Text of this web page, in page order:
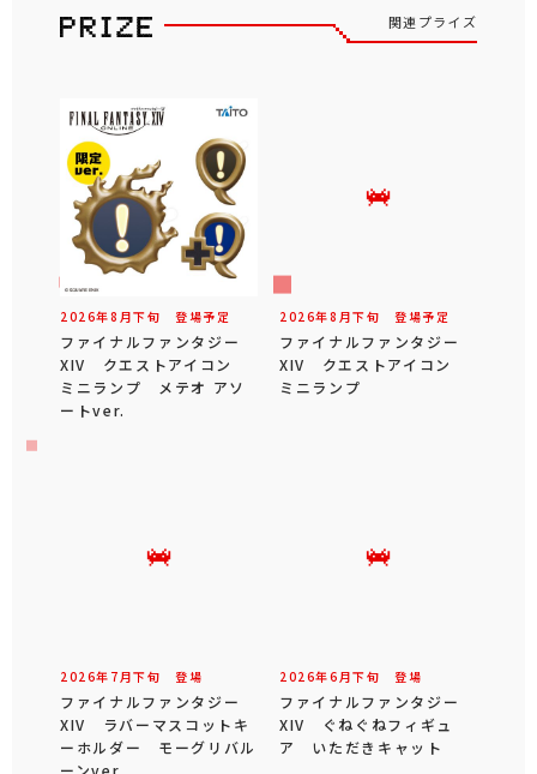
関連プライズ
2026年8 月下旬 登場予定
ファイナルファンタジー
XIV クエストアイコン
ミニランプ メテオ アソ
ートver.
2026年8 月下旬 登場予定
ファイナルファンタジー
XIV クエストアイコン
ミニランプ
2026年 7 月下旬 登場
ファイナルファンタジー
XIV ラバーマスコットキ
ーホルダー モーグリバル
2026年6 月下旬 登場
ファイナルファンタジー
XIV ぐねぐねフィギュ
ア いただきキャット